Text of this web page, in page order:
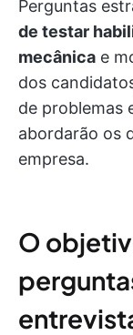
Perguntas
de testar
mecânica e
dos
de problemas
abordarão os
empresa.
O